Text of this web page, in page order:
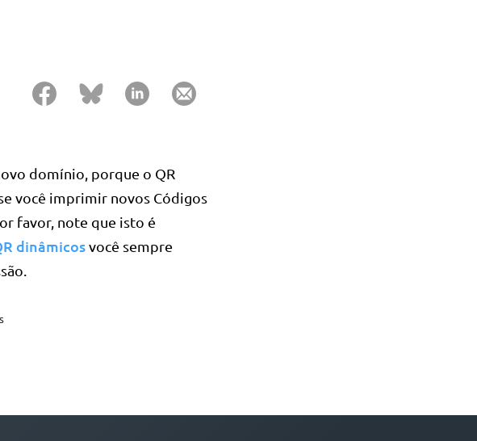
domínio, porque o QR
você imprimir novos Códigos
favor, note que isto é
dinâmicosvocê sempre